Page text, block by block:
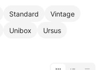
Standard
Vintage
Unibox
Ursus